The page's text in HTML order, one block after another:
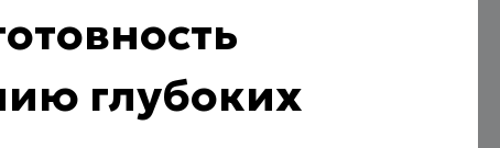
глубоких